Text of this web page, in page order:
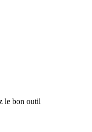
le bon outil